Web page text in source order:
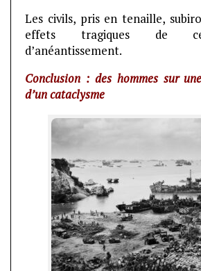
Les civils, pris en tenaille,
effets tragiques de
d’anéantissement.
Conclusion : des hommes sur
d’un cataclysme